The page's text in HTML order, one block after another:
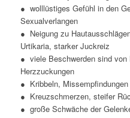
● wolllüstiges Gefühl in den
Sexualverlangen
● Neigung zu
Urtikaria, starker Juckreiz
● viele Beschwerden sind von
Herzzuckungen
● Kribbeln,
● Kreuzschmerzen, steifer
● große Schwäche der